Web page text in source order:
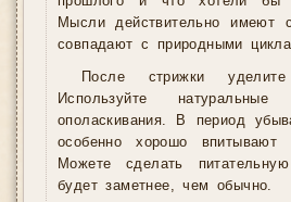
Мысли действительно имеют
совпадают с природными
После стрижки
Используйте
ополаскивания. В период
особенно хорошо впитывают
Можете сделать
будет заметнее, чем обычно.